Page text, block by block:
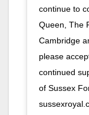
continue to
Queen, The
Cambridge
please
continued
of Sussex